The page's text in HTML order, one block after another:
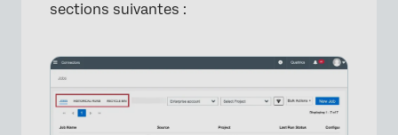
sections suivantes :